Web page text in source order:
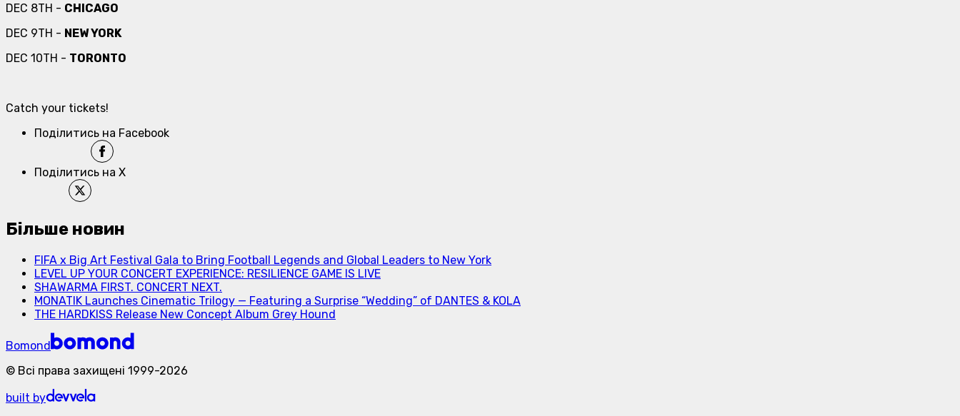
DEC 8TH - CHICAGO
DEC 9TH - NEW YORK
DEC 10TH - TORONTO
Catch your tickets!
Поділитись на Facebook
Поділитись на X
Більше новин
FIFA x Big Art Festival Gala to Bring Football Legends and Global Leaders to New York
LEVEL UP YOUR CONCERT EXPERIENCE: RESILIENCE GAME IS LIVE
SHAWARMA FIRST. CONCERT NEXT.
MONATIK Launches Cinematic Trilogy — Featuring a Surprise “Wedding” of DANTES & KOLA
THE HARDKISS Release New Concept Album Grey Hound
Bomond
© Всі права захищені 1999-2026
built by